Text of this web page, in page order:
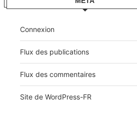
Connexion
Flux des publications
Flux des commentaires
Site de WordPress-FR